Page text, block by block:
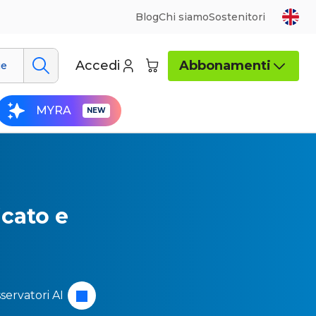
BlogChi siamoSostenitori
Accedi Abbonamenti
MYRA
e
AI